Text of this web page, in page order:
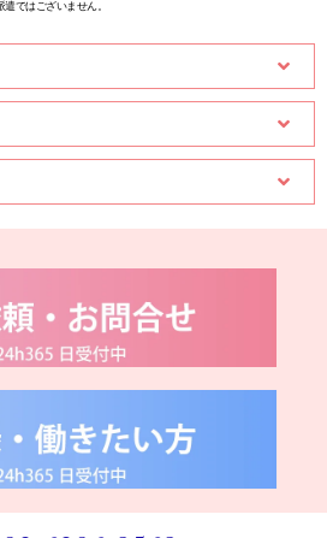
ではございません。